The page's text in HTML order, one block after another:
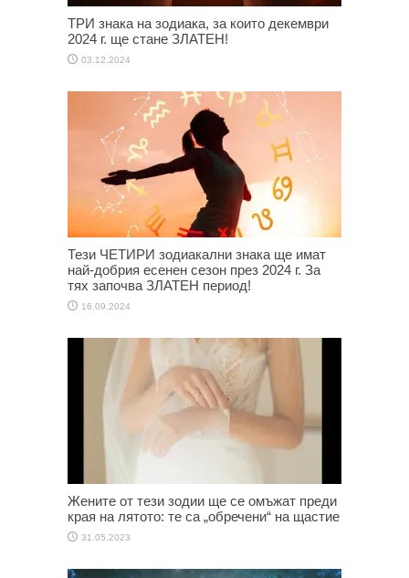
ТРИ знака на зодиака, за които декември
2024 г. ще стане ЗЛАТЕН!
03.12.2024
Тези ЧЕТИРИ зодиакални знака ще имат
най-добрия есенен сезон през 2024 г. За
тях започва ЗЛАТЕН период!
16.09.2024
Жените от тези зодии ще се омъжат преди
края на лятото: те са „обречени“ на щастие
31.05.2023